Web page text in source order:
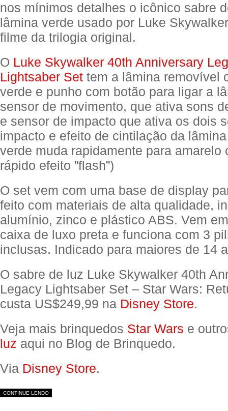
nos mínimos detalhes o icônico sabre
lâmina verde usado por Luke
filme da trilogia original.
O Luke Skywalker 40th Anniversary
Lightsaber Set tem a lâmina removível
verde e punho com botão para ligar a
sensor de movimento, que ativa sons
e sensor de impacto que ativa os dois
impacto e efeito de cintilação da
verde muda rapidamente para amarelo
rápido efeito ”flash”)
O set vem com uma base de display
feito com materiais de alta qualidade,
alumínio, zinco e plástico ABS. Vem
caixa de luxo preta e funciona com 3
inclusas. Indicado para maiores de 14
O sabre de luz Luke Skywalker 40th
Legacy Lightsaber Set – Star Wars:
custa US$249,99 na Disney Store.
Veja mais brinquedos Star Wars e
luz aqui no Blog de Brinquedo.
Via Disney Store.
CONTINUE LENDO